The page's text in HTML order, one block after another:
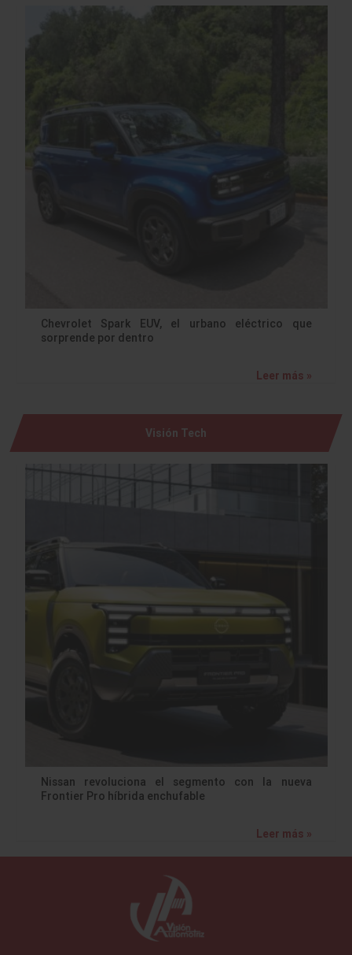
Chevrolet Spark EUV, el urbano eléctrico que
sorprende por dentro
Leer más »
Visión Tech
Nissan revoluciona el segmento con la nueva
Frontier Pro híbrida enchufable
Leer más »